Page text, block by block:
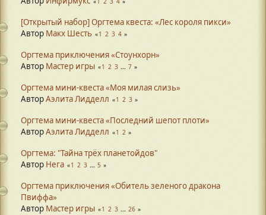
[Открытый набор] Оргтема квеста: «Лес короля пикси»
Автор Макх Шесть 1 2 3 4
Оргтема приключения «Стоунхорн»
Автор Мастер игры 1 2 3 ... 7
Оргтема мини-квеста «Моя милая слизь»
АвторАэлита Лидделл 1 2 3
Оргтема мини-квеста «Последний шепот плоти»
АвторАэлита Лидделл 1 2
Оргтема: "Тайна трёх планетойдов"
Автор Нега 1 2 3 ... 5
Оргтема приключения «Обитель зеленого дракона
Пвиффа»
Автор Мастер игры 1 2 3 ... 26